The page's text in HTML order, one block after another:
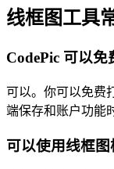
线框图工具
CodePic 可以免
可以。你可以免费
端保存和账户功能
可以使用线框图